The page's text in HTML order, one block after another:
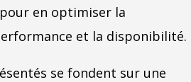
en optimiser la
et la disponibilité.
se fondent sur une